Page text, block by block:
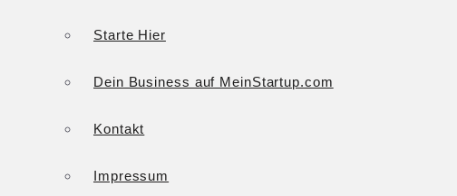
Starte Hier
Dein Business auf MeinStartup.com
Kontakt
Impressum